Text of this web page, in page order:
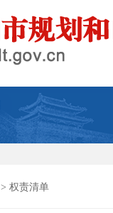
> 权责清单